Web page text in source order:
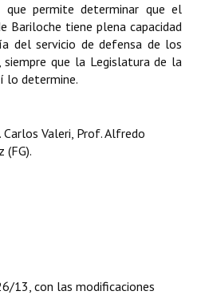
permite determinar que el
Bariloche tiene plena capacidad
del servicio de defensa de los
siempre que la Legislatura de la
lo determine.
Carlos Valeri, Prof. Alfredo
(FG).
13, con las modificaciones